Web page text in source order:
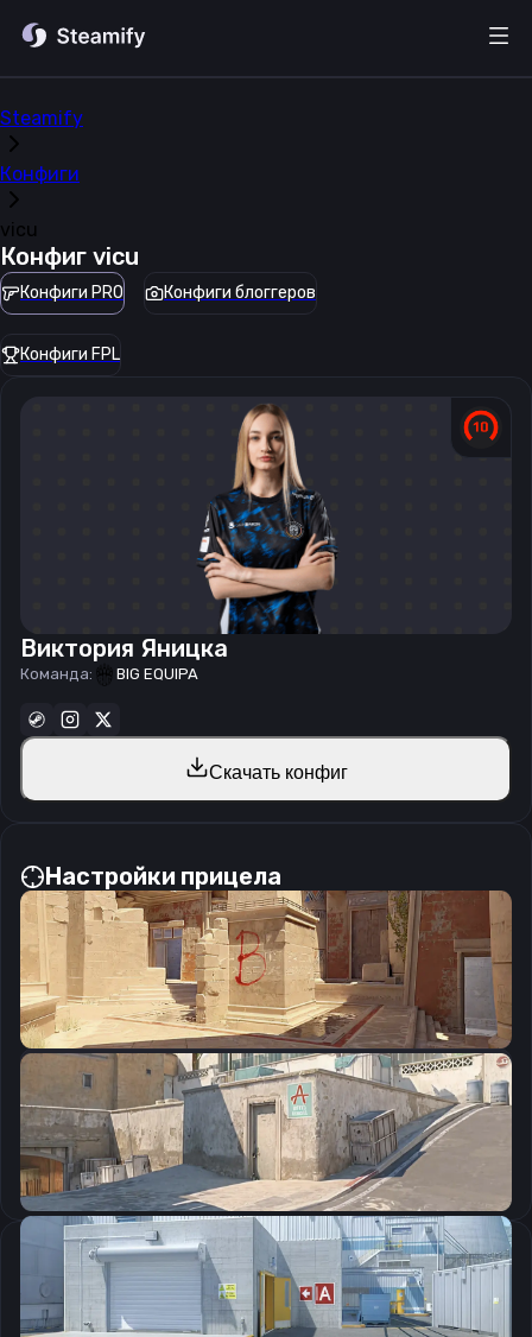
Steamify
Конфиги
vicu
Конфиг vicu
Конфиги PRO Конфиги блоггеров
Конфиги FPL
Виктория Яницка
Команда: BIG EQUIPA
Скачать конфиг
Настройки прицела
CSGO-LdXtU-hHYkm-FzjXc-r9An6-ENLTK
Скопировать
Настройки мыши
DPI:
800